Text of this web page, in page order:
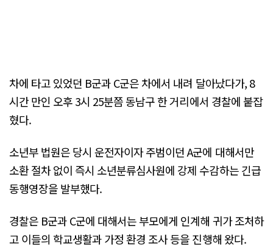
차에 타고 있었던 B군과 C군은 차에서 내려 달아났다가, 8
시간 만인 오후 3시 25분쯤 동남구 한 거리에서 경찰에 붙잡
혔다.
소년부 법원은 당시 운전자이자 주범이던 A군에 대해서만
소환 절차 없이 즉시 소년분류심사원에 강제 수감하는 긴급
동행영장을 발부했다.
경찰은 B군과 C군에 대해서는 부모에게 인계해 귀가 조처하
고 이들의 학교생활과 가정 환경 조사 등을 진행해 왔다.